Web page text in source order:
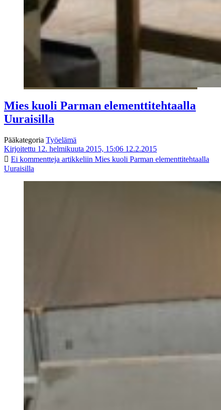
Mies kuoli Parman elementtitehtaalla
Uuraisilla
Pääkategoria Työelämä
Kirjoitettu 12. helmikuuta 2015, 15:06 12.2.2015
Ei kommentteja artikkeliin Mies kuoli Parman elementtitehtaalla
Uuraisilla